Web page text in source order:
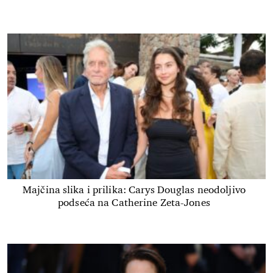
Majčina slika i prilika: Carys Douglas neodoljivo
podseća na Catherine Zeta-Jones